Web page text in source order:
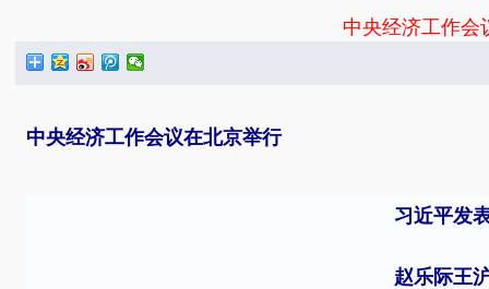
中央经济工作会
中央经济工作会议在北京举行
习近平发
赵乐际王